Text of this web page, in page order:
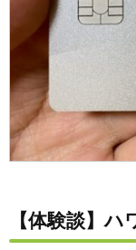
【体験談】